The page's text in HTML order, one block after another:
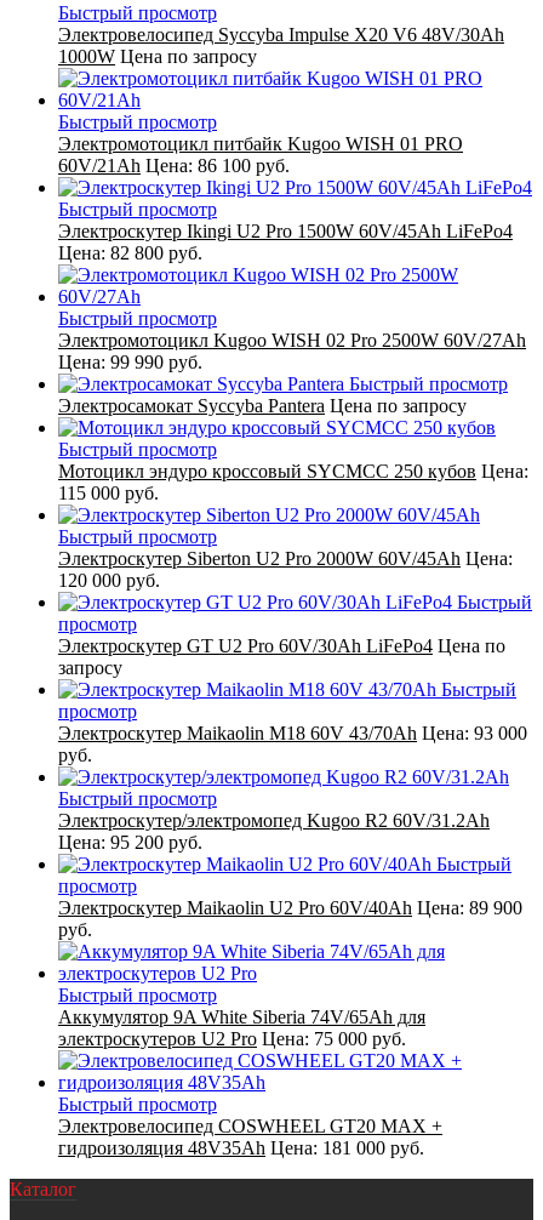
Быстрый просмотр
Электровелосипед Syccyba Impulse X20 V6 48V/30Ah
1000W Цена по запросу
Быстрый просмотр
Электромотоцикл питбайк Kugoo WISH 01 PRO
60V/21Ah Цена: 86 100 руб.
Быстрый просмотр
Электроскутер Ikingi U2 Pro 1500W 60V/45Ah LiFePo4
Цена: 82 800 руб.
Быстрый просмотр
Электромотоцикл Kugoo WISH 02 Pro 2500W 60V/27Ah
Цена: 99 990 руб.
Быстрый просмотр
Электросамокат Syccyba Pantera Цена по запросу
Быстрый просмотр
Мотоцикл эндуро кроссовый SYCMCC 250 кубов Цена:
115 000 руб.
Быстрый просмотр
Электроскутер Siberton U2 Pro 2000W 60V/45Ah Цена:
120 000 руб.
Быстрый
просмотр
Электроскутер GT U2 Pro 60V/30Ah LiFePo4 Цена по
запросу
Быстрый
просмотр
Электроскутер Maikaolin M18 60V 43/70Ah Цена: 93 000
руб.
Быстрый просмотр
Электроскутер/электромопед Kugoo R2 60V/31.2Ah
Цена: 95 200 руб.
Быстрый
просмотр
Электроскутер Maikaolin U2 Pro 60V/40Ah Цена: 89 900
руб.
Быстрый просмотр
Аккумулятор 9A White Siberia 74V/65Ah для
электроскутеров U2 Pro Цена: 75 000 руб.
Быстрый просмотр
Электровелосипед COSWHEEL GT20 MAX +
гидроизоляция 48V35Ah Цена: 181 000 руб.
Каталог